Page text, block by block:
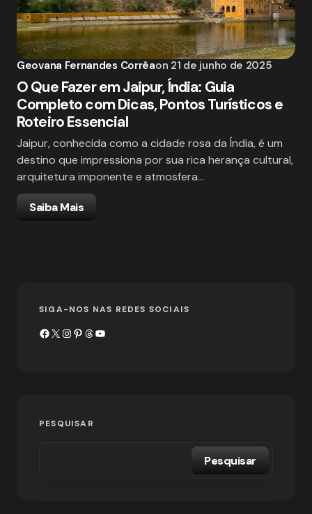
Geovana Fernandes Corrêaon 21 de junho de 2025
O Que Fazer em Jaipur, Índia: Guia
Completo com Dicas, Pontos Turísticos e
Roteiro Essencial
Jaipur, conhecida como a cidade rosa da Índia, é um
destino que impressiona por sua rica herança cultural,
arquitetura imponente e atmosfera…
Saiba Mais
SIGA-NOS NAS REDES SOCIAIS
PESQUISAR
Pesquisar